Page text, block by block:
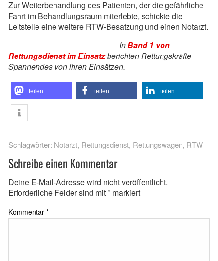
Zur Weiterbehandlung des Patienten, der die gefährliche
Fahrt im Behandlungsraum miterlebte, schickte die
Leitstelle eine weitere RTW-Besatzung und einen Notarzt.
InBand 1 von
Rettungsdienst im Einsatzberichten Rettungskräfte
Spannendes von ihren Einsätzen.
teilen teilen teilen
Schlagwörter: Notarzt, Rettungsdienst, Rettungswagen, RTW
Schreibe einen Kommentar
Deine E-Mail-Adresse wird nicht veröffentlicht.
Erforderliche Felder sind mit* markiert
Kommentar *